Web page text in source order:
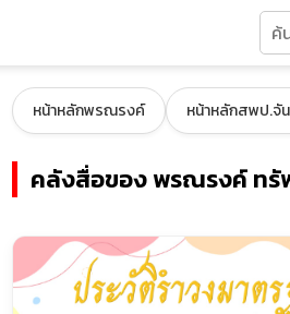
หน้าหลักพรณรงค์ หน้าหลักสพป.จัน
คลังสื่อของ พรณรงค์ ทรั